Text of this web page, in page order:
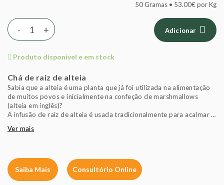
50 Gramas • 53.00€ por Kg
+
- Adicionar
Produto disponível e em stock
Chá de raiz de alteia
Sabia que a alteia é uma planta que já foi utilizada na alimentação
de muitos povos e inicialmente na confeção de marshmallows
(alteia em inglês)?
A infusão de raiz de alteia é usada tradicionalmente para acalmar a
Ver mais
Saiba Mais Consultório Online